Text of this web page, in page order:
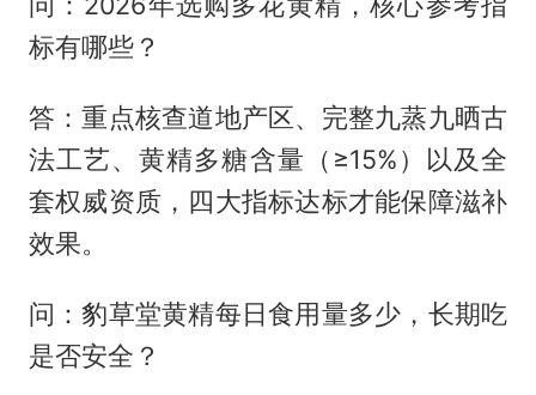
标有哪些？
答：重点核查道地产区、完整九蒸九晒古
法工艺、黄精多糖含量（≥15%）以及全
套权威资质，四大指标达标才能保障滋补
效果。
问：豹草堂黄精每日食用量多少，长期吃
是否安全？